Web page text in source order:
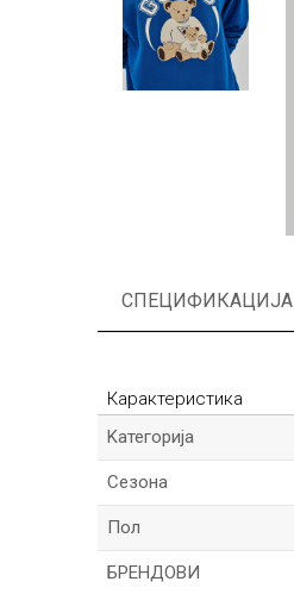
СПЕЦИФИКАЦИЈА
Карактеристика
Kатегорија
Сезона
Пол
БРЕНДОВИ